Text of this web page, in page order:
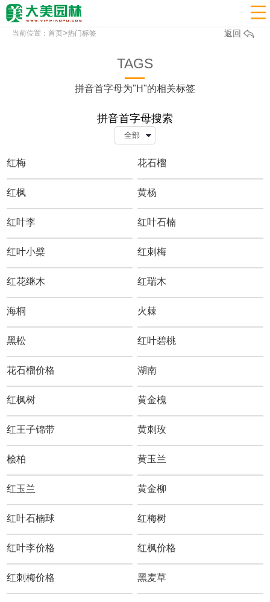

当前位置： 首页>热门标签 返回
TAGS
拼音首字母为"H"的相关标签
拼音首字母搜索
红梅 花石榴
红枫 黄杨
红叶李 红叶石楠
红叶小檗 红刺梅
红花继木 红瑞木
海桐 火棘
黑松 红叶碧桃
花石榴价格 湖南
红枫树 黄金槐
红王子锦带 黄刺玫
桧柏 黄玉兰
红玉兰 黄金柳
红叶石楠球 红梅树
红叶李价格 红枫价格
红刺梅价格 黑麦草